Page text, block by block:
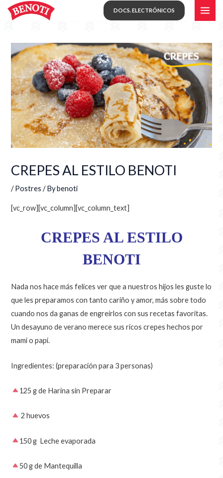
Skip
DOCS. ELECTRÓNICOS
CREPES AL ESTILO BENOTI
/Postres / Bybenoti
[vc_row][vc_column][vc_column_text]
CREPES AL ESTILO
BENOTI
Nada nos hace más felices ver que a nuestros hijos les guste lo
que les preparamos con tanto cariño y amor, más sobre todo
cuando nos da ganas de engreírlos con sus recetas favoritas.
Un desayuno de verano merece sus ricos crepes hechos por
mami o papi.
Ingredientes: (preparación para 3 personas)
125 g de Harina sin Preparar
2 huevos
150 g Leche evaporada
50 g de Mantequilla